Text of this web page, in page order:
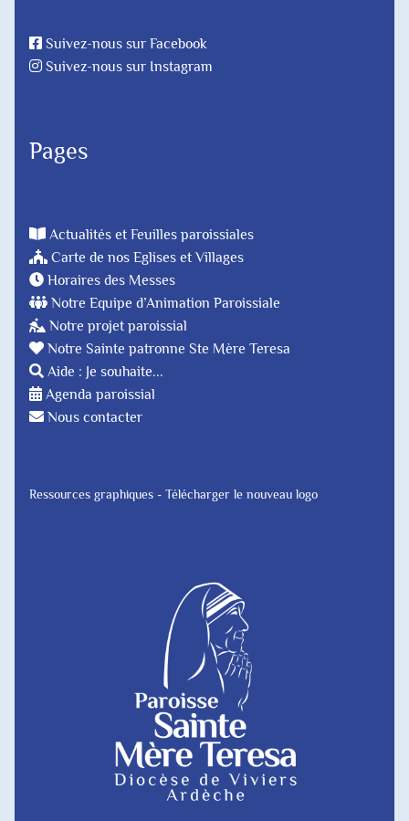
Suivez-nous sur Facebook
Suivez-nous sur Instagram
Pages
Actualités et Feuilles paroissiales
Carte de nos Eglises et Villages
Horaires des Messes
Notre Equipe d’Animation Paroissiale
Notre projet paroissial
Notre Sainte patronne Ste Mère Teresa
Aide : Je souhaite...
Agenda paroissial
Nous contacter
Ressources graphiques - Télécharger le nouveau logo